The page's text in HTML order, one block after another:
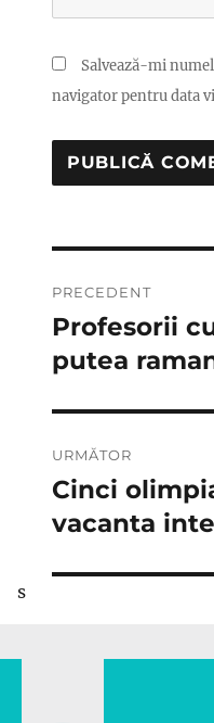
Salvează-mi
navigator pentru data
în
articole
PRECEDENT
Articolul
anterior:
Profesorii
putea
URMĂTOR
Articolul
următor:
Cinci
vacanta
s